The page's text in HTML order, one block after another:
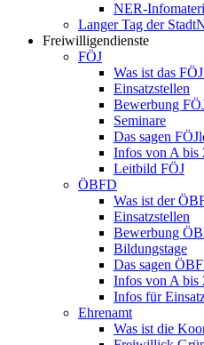
NER-
Langer Tag der
Freiwilligendienste
FÖJ
Was ist das
Einsatzstellen
Bewerbung
Seminare
Das sagen
Infos von A bis
Leitbild FÖJ
ÖBFD
Was ist der
Einsatzstellen
Bewerbung
Bildungstage
Das sagen
Infos von A bis
Infos für
Ehrenamt
Was ist die